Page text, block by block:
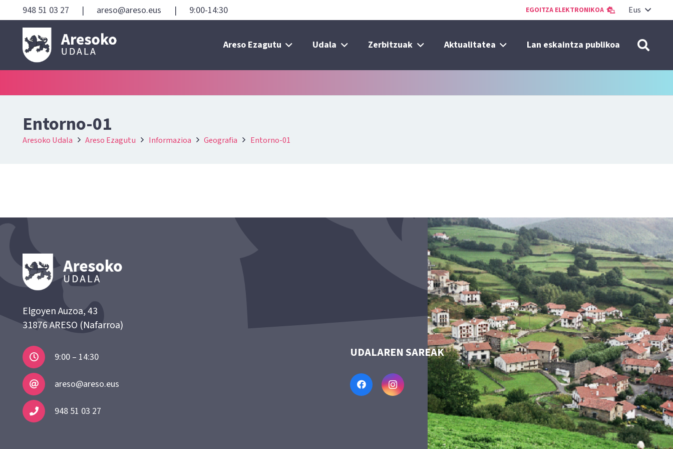
948 51 03 27 | areso@areso.eus | 9:00-14:30 EGOITZA ELEKTRONIKOA Eus
Areso Ezagutu Udala Zerbitzuak Aktualitatea Lan eskaintza publikoa
Entorno-01
Aresoko Udala Areso Ezagutu Informazioa Geografia Entorno-01
Elgoyen Auzoa, 43
31876 ARESO (Nafarroa)
9:00 – 14:30
areso@areso.eus
948 51 03 27
UDALAREN SAREAK